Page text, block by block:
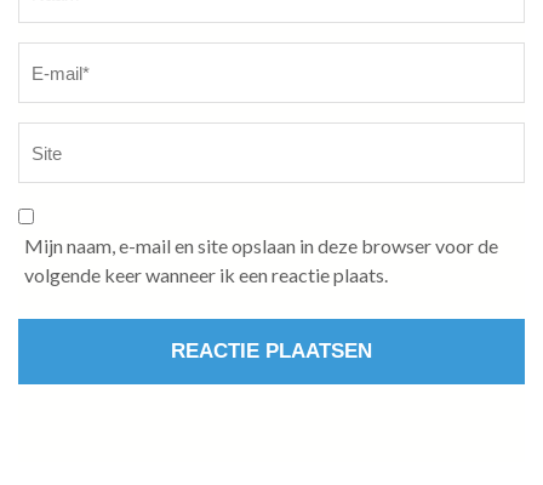
Mijn naam, e-mail en site opslaan in deze browser voor de
volgende keer wanneer ik een reactie plaats.